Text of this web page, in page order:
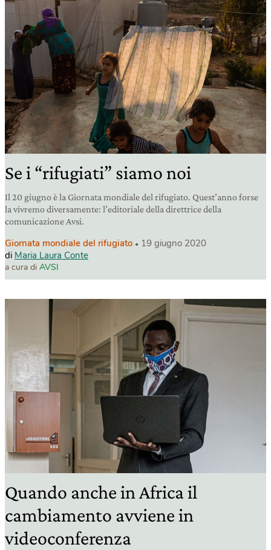
Se i “rifugiati” siamo noi
Il 20 giugno è la Giornata mondiale del rifugiato. Quest’anno forse
la vivremo diversamente: l’editoriale della direttrice della
comunicazione Avsi.
Giornata mondiale del rifugiato
19 giugno 2020
di Maria Laura Conte
a cura di AVSI
Quando anche in Africa il
cambiamento avviene in
videoconferenza